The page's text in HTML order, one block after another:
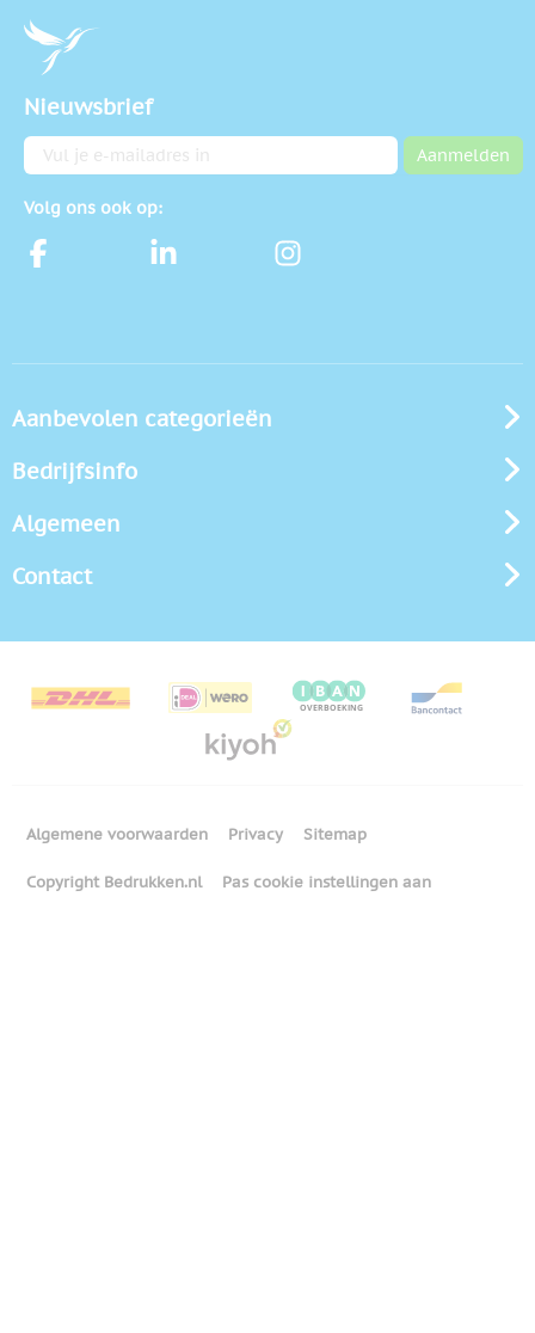
Nieuwsbrief
E-mailadres Aanmelden
Volg ons ook op:
Aanbevolen categorieën
Bedrijfsinfo
Algemeen
Contact
Algemene voorwaarden Privacy Sitemap
Copyright Bedrukken.nl Pas cookie instellingen aan